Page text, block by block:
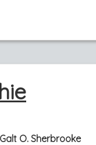
O. Sherbrooke